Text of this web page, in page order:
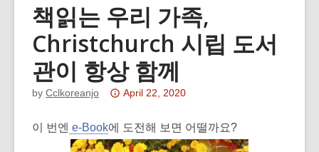
책읽는 우리 가족,
Christchurch 시립 도서
관이 항상 함께
by Cclkoreanjo
Attention:
post
is
April 22, 2020
이 번엔 e-Book에 도전해 보면 어떨까요?